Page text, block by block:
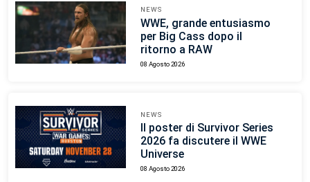
NEWS
WWE, grande entusiasmo
per Big Cass dopo il
ritorno a RAW
08 Agosto 2026
NEWS
Il poster di Survivor Series
2026 fa discutere il WWE
Universe
08 Agosto 2026